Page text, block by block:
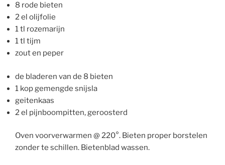
8 rode bieten
2 el olijfolie
1 tl rozemarijn
1 tl tijm
zout en peper
de bladeren van de 8 bieten
1 kop gemengde snijsla
geitenkaas
2 el pijnboompitten, geroosterd
Oven voorverwarmen @ 220°. Bieten proper borstelen
zonder te schillen. Bietenblad wassen.